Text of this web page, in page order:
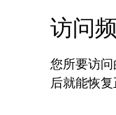
访问
您所要访
后就能恢复